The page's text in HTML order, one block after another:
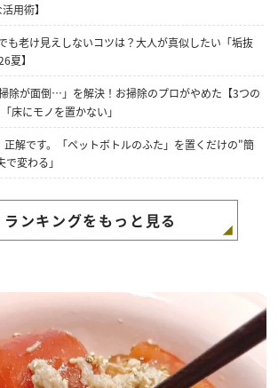
用術】
も老け見えしないコツは？大人が真似したい「垢抜
夏】
掃除が面倒…」を解決！お掃除のプロがやめた【3つの
床にモノを置かない」
正解です。「ペットボトルのふた」を置くだけの"簡
変わる」
ランキングをもっと見る